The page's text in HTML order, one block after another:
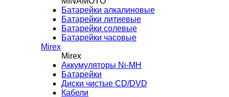
Батарейки алкалиновые
Батарейки литиевые
Батарейки солевые
Батарейки часовые
Mirex
Mirex
Аккумуляторы Ni-MH
Батарейки
Диски чистые CD/DVD
Кабели